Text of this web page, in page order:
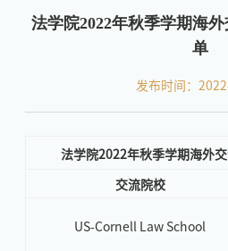
法学院2022年秋季学期海
单
发布时间：
法学院2022年秋季学期海外
交流院校
US-Cornell Law School